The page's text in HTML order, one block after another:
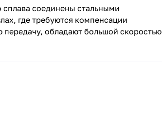
соединены стальными
где требуются компенсации
обладают большой скоростью